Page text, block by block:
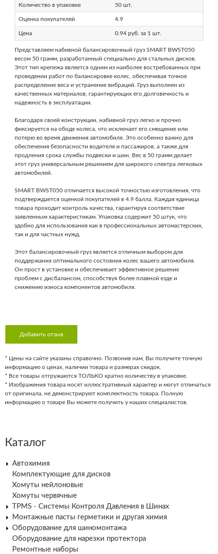
Количество в упаковке 50 шт.
Оценка покупателей 4.9
Цена 0.94 руб. за 1 шт.
Представляем набивной балансировочный груз SMART BWST050
весом 50 грамм, разработанный специально для стальных дисков.
Этот тип крепежа является одним из наиболее востребованных при
проведении работ по балансировке колес, обеспечивая точное
распределение веса и устранение вибраций. Груз выполнен из
качественных материалов, гарантирующих его долговечность и
надежность в эксплуатации.
Благодаря своей конструкции, набивной груз легко и прочно
фиксируется на ободе колеса, что исключает его смещение или
потерю во время движения автомобиля. Это особенно важно для
обеспечения безопасности водителя и пассажиров, а также для
продления срока службы подвески и шин. Вес в 50 грамм делает
этот груз универсальным решением для широкого спектра легковых
автомобилей.
SMART BWST050 отличается высокой точностью изготовления, что
подтверждается оценкой покупателей в 4.9 балла. Каждая единица
товара проходит контроль качества, гарантируя соответствие
заявленным характеристикам. Упаковка содержит 50 штук, что
удобно для использования как в профессиональных автомастерских,
так и для частных нужд.
Этот балансировочный груз является отличным выбором для
поддержания оптимального состояния колес вашего автомобиля.
Он прост в установке и обеспечивает эффективное решение
проблем с дисбалансом, способствуя более плавной езде и
снижению износа компонентов автомобиля.
Добавить отзыв
* Цены на сайте указаны справочно. Позвонив нам, Вы получите точную
информацию о ценах, наличии товара и размерах скидок.
* Все товары отгружаются ТОЛЬКО кратно количеству в упаковке.
* Изображения товара носят иллюстративный характер и могут отличаться
от оригинала, не демонстрируют комплектность товара. Полную
информацию о товаре Вы можете получить у наших специалистов.
Каталог
Автохимия
Комплектующие для дисков
Хомуты нейлоновые
Хомуты червячные
TPMS - Системы Контроля Давления в Шинах
Монтажные пасты герметики и другая химия
Оборудование для шиномонтажа
Оборудование для нарезки протектора
Ремонтные наборы